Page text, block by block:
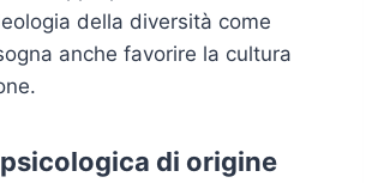
della diversità come
anche favorire la cultura
di origine